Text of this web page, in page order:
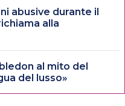
abusive durante il
alla
al mito del
del lusso»